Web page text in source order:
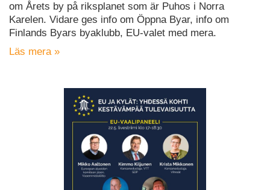
om Årets by på riksplanet som är Puhos i Norra
Karelen. Vidare ges info om Öppna Byar, info om
Finlands Byars byaklubb, EU-valet med mera.
Läs mera »